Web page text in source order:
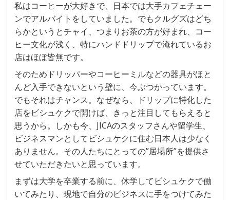
私はコーヒーが大好きで、日本では大手カフェチェー
ンでアルバイトをしていました。でもクルグズはどち
らかというとチャイ、つまりお茶の方が好まれ、コー
ヒー文化が浅く、特にハンドドリップで淹れているお
店はほぼ皆無です。
そのためドリッパーやコーヒーミルなどの器具がほと
んど入手できないという壁に、今ぶつかっています。
でもそれはチャンス。なぜなら、ドリップに特化した
店をビシュケクで開けば、きっと注目してもらえると
思うから。しかも今、JICAのスタッフさんや留学生、
ビジネスマンとしてビシュケクに住む日本人は少なく
ありません。その人たちにとっての”居場所”を提供さ
せていただきたいと思っています。
まずは大学を卒業する前に、休学してビシュケクで働
いてみたり、現地で自分のビジネスに手をつけてみた